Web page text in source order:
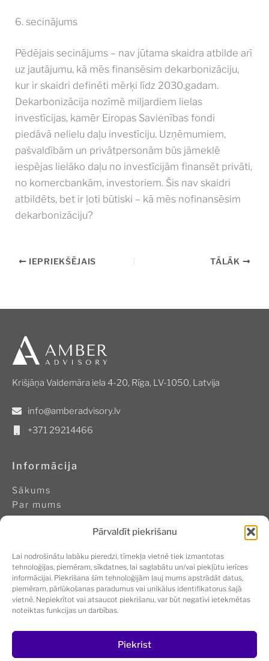
Pārvaldīt piekrišanu
Lai nodrošinātu labāku pieredzi, tīmekļa vietnē tiek izmantotas
tehnoloģijas, piemēram, sīkdatnes, lai saglabātu un/vai piekļūtu ierīces
informācijai. Piekrišana šīm tehnoloģijām ļauj mums apstrādāt datus,
piemēram, pārlūkošanas paradumus vai unikālus identifikatorus šajā
vietnē. Nepiekrītot vai atsaucot piekrišanu, var būt negatīvi ietekmētas
noteiktas funkcijas un darbības.
Piekrist
6. secinājums
Pēdējais secinājums – nav jūtama skaidra atbilde arī
uz jautājumu, kā mēs finansēsim dekarbonizāciju,
kur ir skaidri definēti mērķi līdz 2030.gadam.
Dekarbonizācija nozīmē miljardiem lielas
investīcijas, kamēr Eiropas Savienības fondi
piedāvā nelielu daļu investīciju. Uzņēmumiem,
pašvaldībām un privātpersonām būs jāmeklē
iespējas lielāko daļu no investīcijām finansēt privāti,
no komercbankām, investoriem. Šis nav skaidri
atbildēts, bet ir ļoti būtiski – kā mēs nofinansēsim
dekarbonizāciju?
IEPRIEKŠĒJAIS TĀLĀK
Krišjāņa Valdemāra iela 4-20, Rīga, LV-1050, Latvija
info@amberadvisory.lv
+371 29214466
Informācija
Sākums
Par mums
Pasākumi
Ilgtspējīga biznesa akadēmija
Sīkdatņu politika
Seko mums